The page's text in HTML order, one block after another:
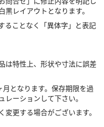
黒レイアウトとなります。
ることなく「異体字」と表記
は特性上、形状や寸法に誤差
となります。保存期限を過
レーションして下さい。
変更する場合がございます。